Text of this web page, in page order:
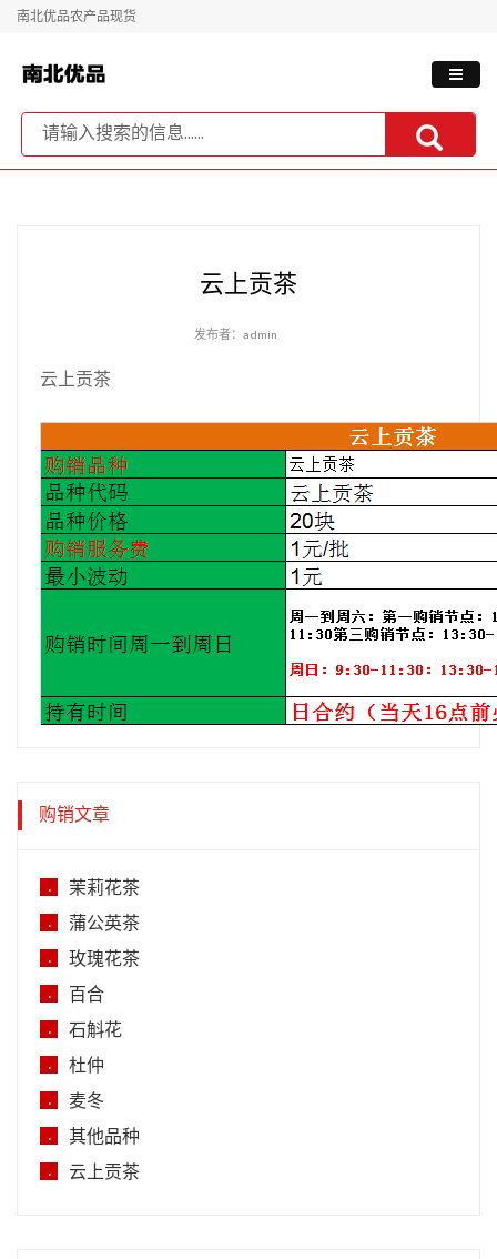
南北优品农产品现货
云上贡茶
发布者：admin
云上贡茶
购销文章
. 茉莉花茶
. 蒲公英茶
. 玫瑰花茶
. 百合
. 石斛花
. 杜仲
. 麦冬
. 其他品种
. 云上贡茶